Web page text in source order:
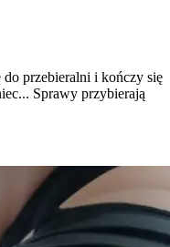
przebieralni i kończy się
Sprawy przybierają